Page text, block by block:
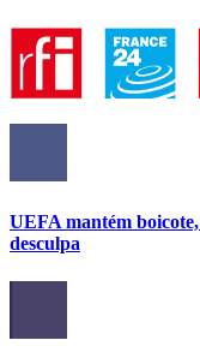
UEFA mantém
desculpa